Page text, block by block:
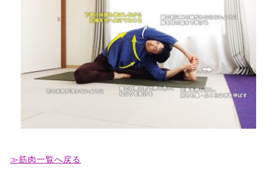
≫筋肉一覧へ戻る